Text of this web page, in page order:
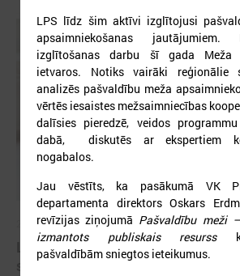
2026. gada 07. jūlijs
LPS un Labklājības ministrija
sadarbības līguma nosacījumus un
LPS līdz šim aktīvi izglītojusi
apsaimniekošanas
izglītošanas darbu šī gada Meža
ietvaros. Notiks vairāki reģionālie
analizēs pašvaldību meža
vērtēs iesaistes mežsaimniecības
dalīsies pieredzē, veidos
dabā, diskutēs ar ekspertiem
nogabalos.
Jau vēstīts, ka pasākumā VK
departamenta direktors Oskars
revīzijas ziņojumā Pašvaldību meži
izmantots publiskais resurss
pašvaldībām sniegtos ieteikumus.